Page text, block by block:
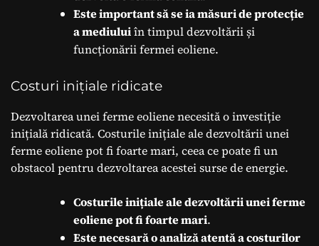
Este important să se ia măsuri de protecție
a mediuluiîn timpul dezvoltării și
funcționării fermei eoliene.
Costuri inițiale ridicate
Dezvoltarea unei ferme eoliene necesită o investiție
inițială ridicată. Costurile inițiale ale dezvoltării unei
ferme eoliene pot fi foarte mari, ceea ce poate fi un
obstacol pentru dezvoltarea acestei surse de energie.
Costurile inițiale ale dezvoltării unei ferme
eoliene pot fi foarte mari.
Este necesară o analiză atentă a costurilor